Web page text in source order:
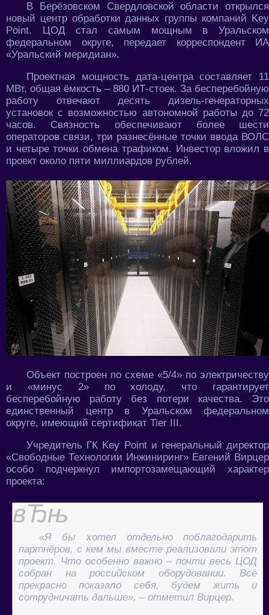
В Берёзовском Свердловской области открылся
новый центр обработки данных группы компаний Key
Point. ЦОД стал самым мощным в Уральском
федеральном округе, передает корреспондент ИА
«Уральский меридиан».
Проектная мощность дата-центра составляет 11
МВт, общая ёмкость – 880 ИТ-стоек. За бесперебойную
работу отвечают десять дизель-генераторных
установок с возможностью автономной работы до 72
часов. Связность обеспечивают более шести
операторов связи, три разнесённые точки ввода ВОЛС
и четыре точки обмена трафиком. Инвестор вложил в
проект около пяти миллиардов рублей.
Объект построен по схеме «5/4» по электричеству
и «минус 2» по холоду, что гарантирует
бесперебойную работу без потери качества. Это
единственный центр в Уральском федеральном
округе, имеющий сертификат Tier III.
Учредитель ГК Key Point и генеральный директор
«Свободные Технологии Инжиниринг» Евгений Вирцер
особо подчеркнул импортозамещающий характер
проекта:
«Я бы хотел отдельно поблагодарить
партнёров, с кем мы вместе реализовали этот
проект. Что особенно важно – почти весь ЦОД
собран на российском оборудовании. Всё
прекрасно показало себя, будем жить и
сотрудничать дальше», – отметил Вирцер.